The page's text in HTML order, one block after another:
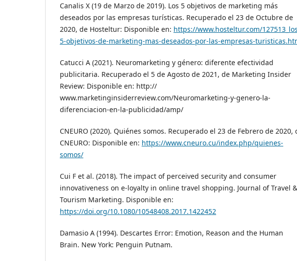
Canalis X (19 de Marzo de 2019). Los 5 objetivos de marketing más
deseados por las empresas turísticas. Recuperado el 23 de Octubre de
2020, de Hosteltur: Disponible en: https://www.hosteltur.com/
5-objetivos-de-marketing-mas-deseados-por-las-empresas-
Catucci A (2021). Neuromarketing y género: diferente efectividad
publicitaria. Recuperado el 5 de Agosto de 2021, de Marketing Insider
Review: Disponible en: http://
www.marketinginsiderreview.com/Neuromarketing-y-genero-la-
diferenciacion-en-la-publicidad/amp/
CNEURO (2020). Quiénes somos. Recuperado el 23 de Febrero de 2020,
CNEURO: Disponible en: https://www.cneuro.cu/index.php/quienes-
somos/
Cui F et al. (2018). The impact of perceived security and consumer
innovativeness on e-loyalty in online travel shopping. Journal of Travel &
Tourism Marketing. Disponible en:
https://doi.org/10.1080/10548408.2017.1422452
Damasio A (1994). Descartes Error: Emotion, Reason and the Human
Brain. New York: Penguin Putnam.